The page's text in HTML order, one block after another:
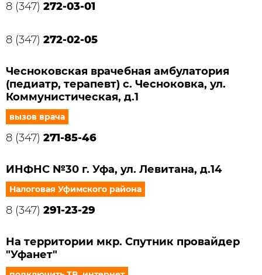
8 (347) 272-03-01
8 (347) 272-02-05
Чесноковская врачебная амбулатория
(педиатр, терапевт) с. Чесноковка, ул.
Коммунистическая, д.1
вызов врача
8 (347) 271-85-46
ИНФНС №30 г. Уфа, ул. Левитана, д.14
Налоговая Уфимского района
8 (347) 291-23-29
На территории мкр. Спутник провайдер
"Уфанет"